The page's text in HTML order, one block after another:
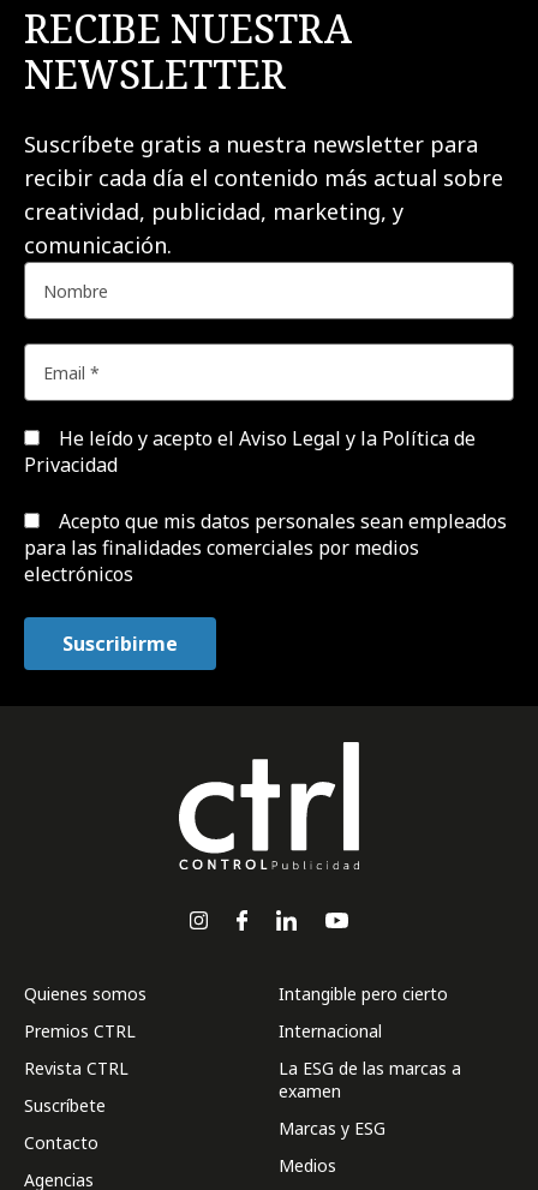
RECIBE NUESTRA
NEWSLETTER
Suscríbete gratis a nuestra newsletter para
recibir cada día el contenido más actual sobre
creatividad, publicidad, marketing, y
comunicación.
He leído y acepto el Aviso Legal y la Política de
Privacidad
Acepto que mis datos personales sean empleados
para las finalidades comerciales por medios
electrónicos
Quienes somos
Premios CTRL
Revista CTRL
Suscríbete
Contacto
Agencias
Intangible pero cierto
Internacional
La ESG de las marcas a
examen
Marcas y ESG
Medios